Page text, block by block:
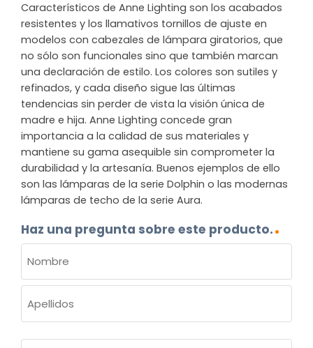
Característicos de Anne Lighting son los acabados
resistentes y los llamativos tornillos de ajuste en
modelos con cabezales de lámpara giratorios, que
no sólo son funcionales sino que también marcan
una declaración de estilo. Los colores son sutiles y
refinados, y cada diseño sigue las últimas
tendencias sin perder de vista la visión única de
madre e hija. Anne Lighting concede gran
importancia a la calidad de sus materiales y
mantiene su gama asequible sin comprometer la
durabilidad y la artesanía. Buenos ejemplos de ello
son las lámparas de la serie Dolphin o las modernas
lámparas de techo de la serie Aura.
Haz una pregunta sobre este producto.
(OBLIGATORIO)
Nombre